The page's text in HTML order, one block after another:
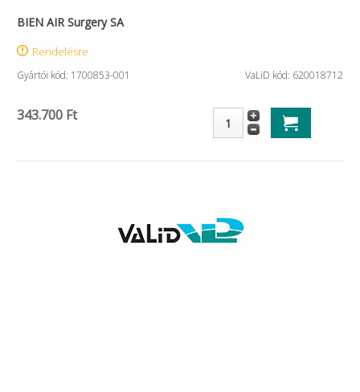
BIEN AIR Surgery SA
Rendelésre
Gyártói kód: 1700853-001 VaLiD kód: 620018712
343.700 Ft